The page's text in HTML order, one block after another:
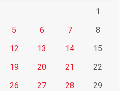
1
5 6 7
8
12 13 14
15
19 20 21
22
26 27 28
29